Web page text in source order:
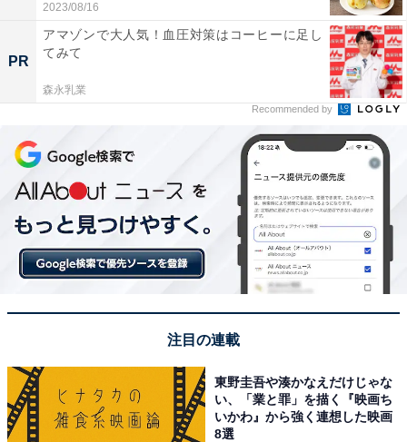
新たに「トマトチーズまん」が仲間入り
2023/08/16
PR
アマゾンで大人気！血圧対策はコーヒーに足し
てみて
森永乳業
Recommended by
注目の連載
東野圭吾や湊かなえだけじゃな
い、「業と罪」を描く『映画ち
いかわ』から強く連想した映画
8選